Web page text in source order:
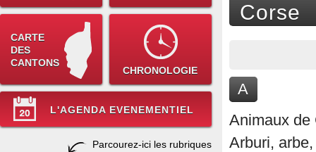
CARTE
DES
CANTONS
CHRONOLOGIE
L'AGENDA EVENEMENTIEL
Parcourez-ici les rubriques
Corse
A
Animaux de
Arburi,